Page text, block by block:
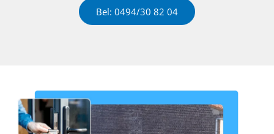
Bel: 0494/30 82 04